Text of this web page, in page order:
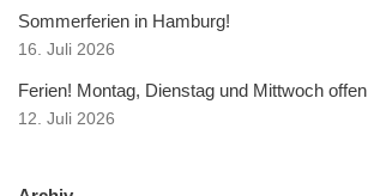
Sommerferien in Hamburg!
16. Juli 2026
Ferien! Montag, Dienstag und Mittwoch offen
12. Juli 2026